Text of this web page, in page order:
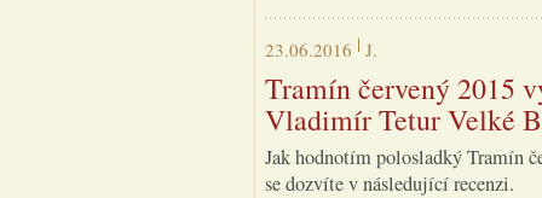
23.06.2016 J.
Tramín červený 2015
Vladimír Tetur Velké
Jak hodnotím polosladký Tramín
se dozvíte v následující recenzi.